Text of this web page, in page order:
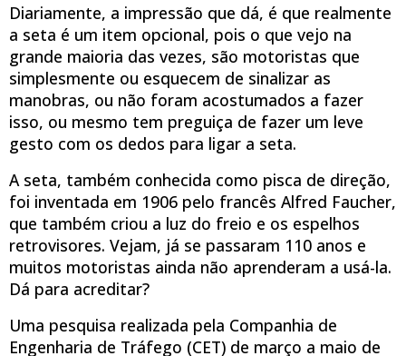
Diariamente, a impressão que dá, é que realmente
a seta é um item opcional, pois o que vejo na
grande maioria das vezes, são motoristas que
simplesmente ou esquecem de sinalizar as
manobras, ou não foram acostumados a fazer
isso, ou mesmo tem preguiça de fazer um leve
gesto com os dedos para ligar a seta.
A seta, também conhecida como pisca de direção,
foi inventada em 1906 pelo francês Alfred Faucher,
que também criou a luz do freio e os espelhos
retrovisores. Vejam, já se passaram 110 anos e
muitos motoristas ainda não aprenderam a usá-la.
Dá para acreditar?
Uma pesquisa realizada pela Companhia de
Engenharia de Tráfego (CET) de março a maio de